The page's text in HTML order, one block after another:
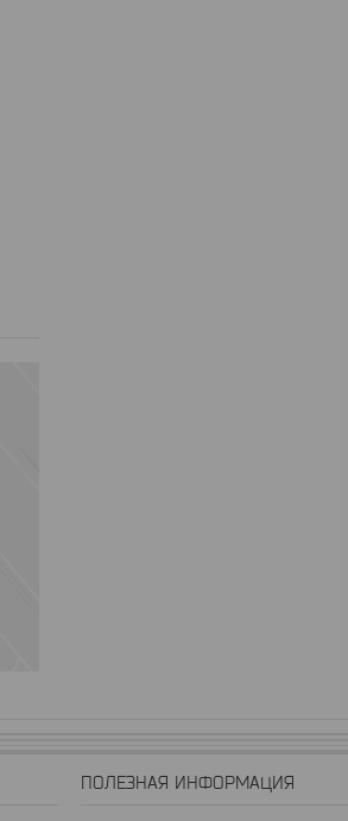
ПОЛЕЗНАЯ ИНФОРМАЦИЯ